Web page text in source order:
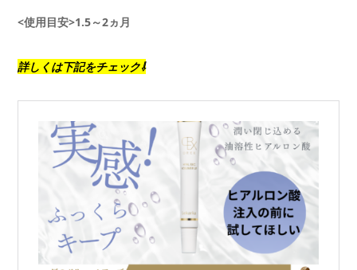
<使用目安>1.5～2ヵ月
詳しくは下記をチェック⇩